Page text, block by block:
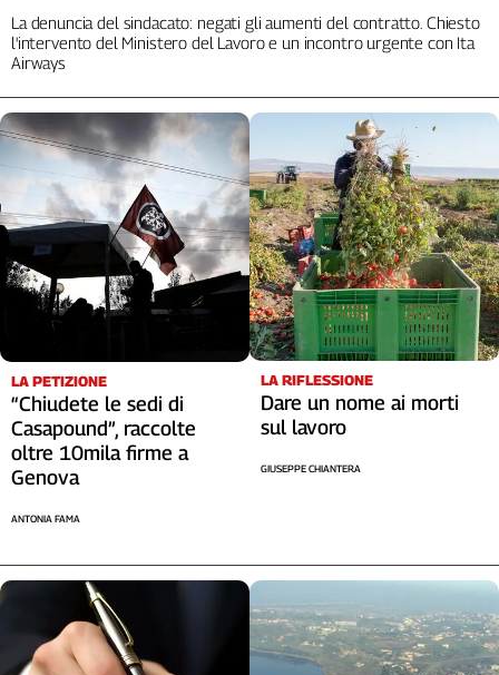
Contatti
La
redazione
Newsletter
Social
La denuncia del sindacato: negati gli aumenti del contratto. Chiesto
l'intervento del Ministero del Lavoro e un incontro urgente con Ita
Airways
LA PETIZIONE
“Chiudete le sedi di
Casapound”, raccolte
oltre 10mila firme a
Genova
ANTONIA FAMA
LA RIFLESSIONE
Dare un nome ai morti
sul lavoro
GIUSEPPE CHIANTERA